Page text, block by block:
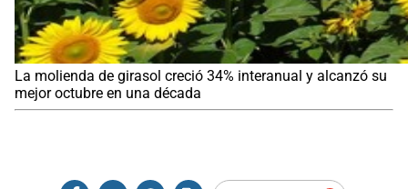
La molienda de girasol creció 34% interanual y alcanzó su
mejor octubre en una década